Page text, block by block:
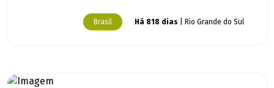
Brasil Há 818 dias | Rio Grande do Sul